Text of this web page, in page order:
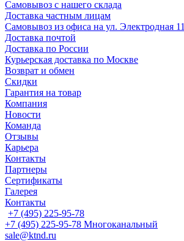
Самовывоз с нашего склада
Доставка частным лицам
Самовывоз из офиса на ул. Электродная 11
Доставка почтой
Доставка по России
Курьерская доставка по Москве
Возврат и обмен
Скидки
Гарантия на товар
Компания
Новости
Команда
Отзывы
Карьера
Контакты
Партнеры
Сертификаты
Галерея
Контакты
+7 (495) 225-95-78
+7 (495) 225-95-78 Многоканальный
sale@ktnd.ru